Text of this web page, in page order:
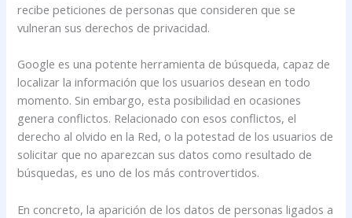
recibe peticiones de personas que consideren que se
vulneran sus derechos de privacidad.
Google es una potente herramienta de búsqueda, capaz de
localizar la información que los usuarios desean en todo
momento. Sin embargo, esta posibilidad en ocasiones
genera conflictos. Relacionado con esos conflictos, el
derecho al olvido en la Red, o la potestad de los usuarios de
solicitar que no aparezcan sus datos como resultado de
búsquedas, es uno de los más controvertidos.
En concreto, la aparición de los datos de personas ligados a